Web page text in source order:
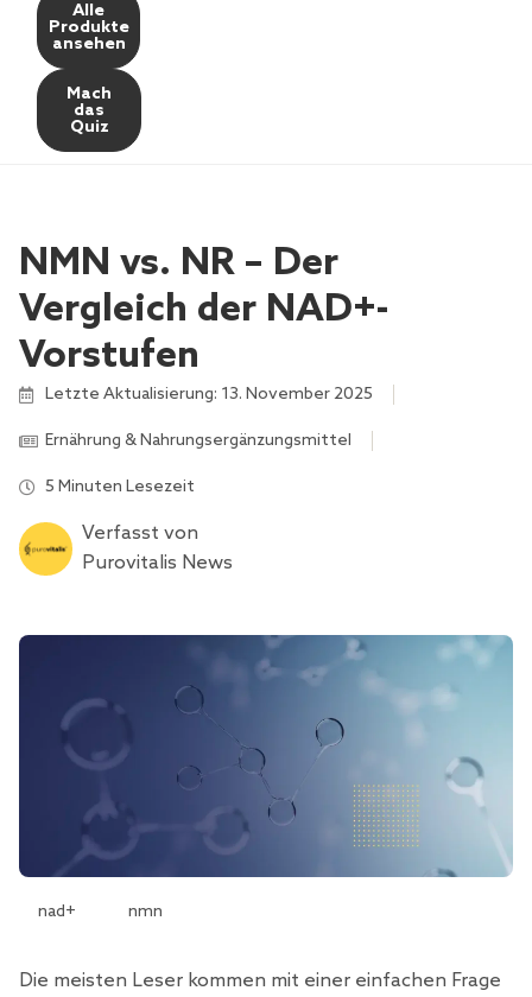
Alle
Produkte
ansehen
Mach
das
Quiz
NMN vs. NR – Der
Vergleich der NAD+-
Vorstufen
Letzte Aktualisierung: 13. November 2025
Ernährung & Nahrungsergänzungsmittel
5 Minuten Lesezeit
Verfasst von
Purovitalis News
nad+ nmn
Die meisten Leser kommen mit einer einfachen Frage